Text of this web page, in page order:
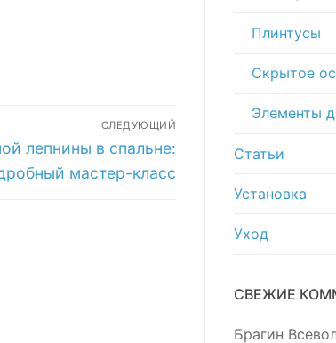
СЛЕДУЮЩИЙ
лепнины в спальне:
мастер-класс
Плинтусы
Скрытое
Элементы
Статьи
Установка
Уход
СВЕЖИЕ
Брагин